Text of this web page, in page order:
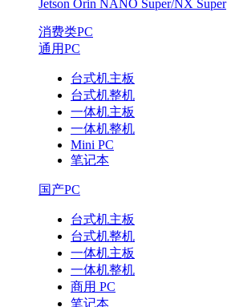
Jetson Orin NANO Super/NX Super
消费类PC
通用PC
台式机主板
台式机整机
一体机主板
一体机整机
Mini PC
笔记本
国产PC
台式机主板
台式机整机
一体机主板
一体机整机
商用 PC
笔记本